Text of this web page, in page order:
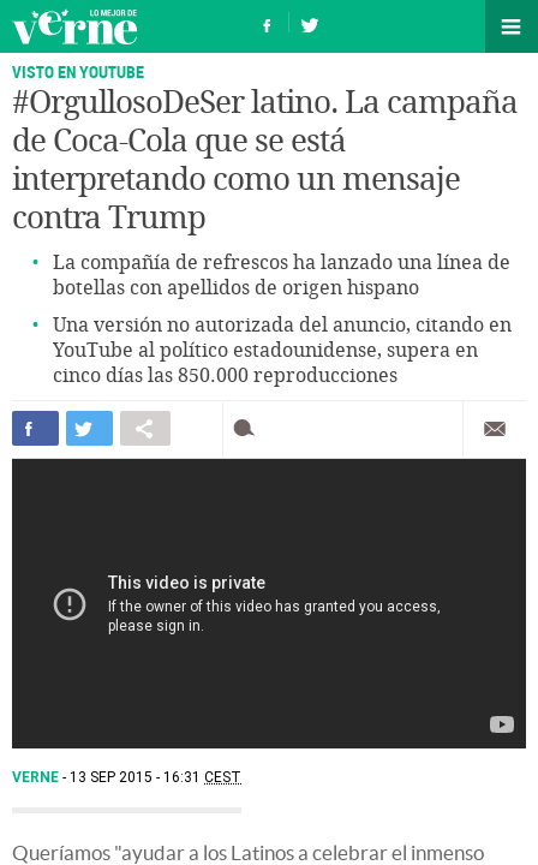
VISTO EN YOUTUBE
#OrgullosoDeSer latino. La campaña
de Coca-Cola que se está
interpretando como un mensaje
contra Trump
La compañía de refrescos ha lanzado una línea de
botellas con apellidos de origen hispano
Una versión no autorizada del anuncio, citando en
YouTube al político estadounidense, supera en
cinco días las 850.000 reproducciones
VERNE 13 SEP 2015 - 16:31 CEST
Queríamos "ayudar a los Latinos a celebrar el inmenso